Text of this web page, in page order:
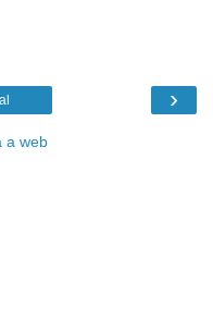
›
a web